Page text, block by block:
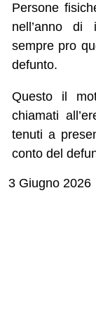
Persone
nell’anno di
sempre pro
defunto.
Questo il
chiamati
tenuti a
conto del
3 Giugno 2026